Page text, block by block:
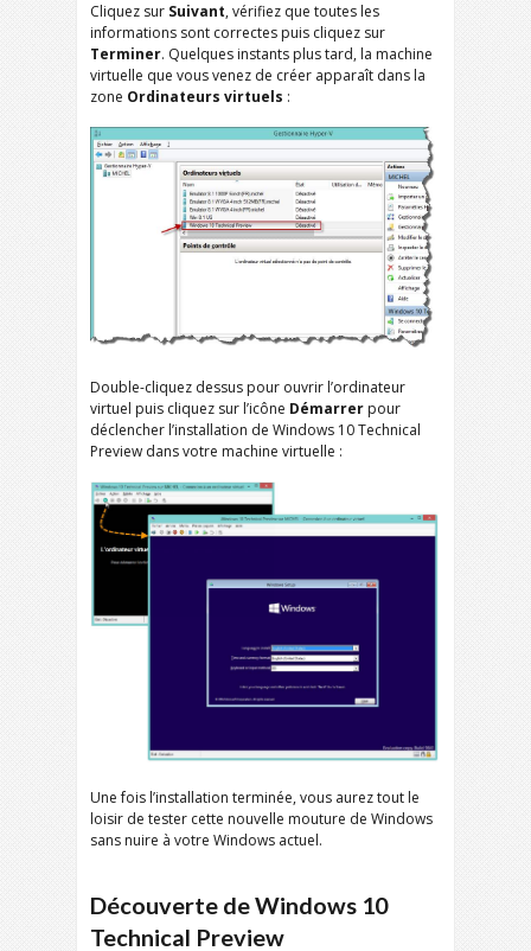
Cliquez sur Suivant, vérifiez que toutes les
informations sont correctes puis cliquez sur
Terminer. Quelques instants plus tard, la machine
virtuelle que vous venez de créer apparaît dans la
zone Ordinateurs virtuels :
Double-cliquez dessus pour ouvrir l’ordinateur
virtuel puis cliquez sur l’icône Démarrer pour
déclencher l’installation de Windows 10 Technical
Preview dans votre machine virtuelle :
Une fois l’installation terminée, vous aurez tout le
loisir de tester cette nouvelle mouture de Windows
sans nuire à votre Windows actuel.
Découverte de Windows 10
Technical Preview